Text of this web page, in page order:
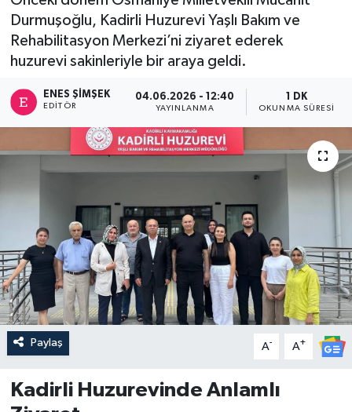
Durmuşoğlu, Kadirli Huzurevi Yaşlı Bakım ve
Rehabilitasyon Merkezi’ni ziyaret ederek
huzurevi sakinleriyle bir araya geldi.
ENES ŞIMŞEK
EDITÖR
04.06.2026 - 12:40
YAYINLANMA
1 DK
OKUNMA SÜRESI
Paylaş A- A+
Kadirli Huzurevinde Anlamlı